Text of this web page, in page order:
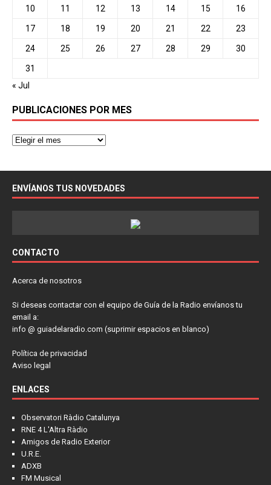
10 11 12 13 14 15 16
17 18 19 20 21 22 23
24 25 26 27 28 29 30
31
« Jul
PUBLICACIONES POR MES
ENVÍANOS TUS NOVEDADES
CONTACTO
Acerca de nosotros
Si deseas contactar con el equipo de Guía de la Radio envíanos tu
email a:
info @ guiadelaradio.com (suprimir espacios en blanco)
Política de privacidad
Aviso legal
ENLACES
Observatori Ràdio Catalunya
RNE 4 L'Altra Ràdio
Amigos de Radio Exterior
U.R.E.
ADXB
FM Musical